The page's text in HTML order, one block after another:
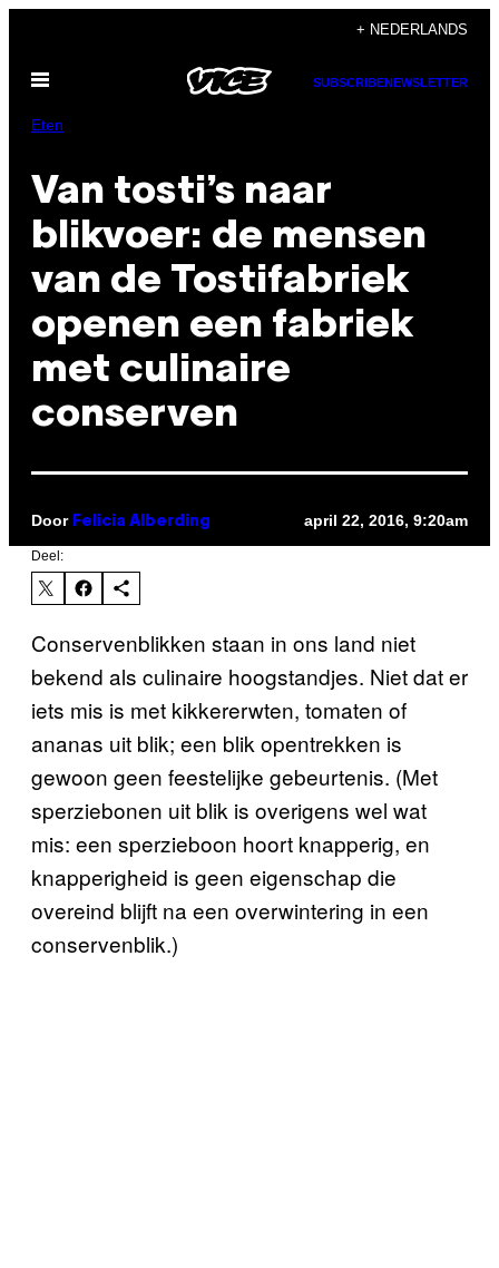
de
inhoud
+ NEDERLANDS
Open
SUBSCRIBENEWSLETTER
Eten
Van tosti’s naar
blikvoer: de mensen
van de Tostifabriek
openen een fabriek
met culinaire
conserven
Door Felicia Alberding april 22, 2016, 9:20am
Deel:
Conservenblikken staan in ons land niet
bekend als culinaire hoogstandjes. Niet dat er
iets mis is met kikkererwten, tomaten of
ananas uit blik; een blik opentrekken is
gewoon geen feestelijke gebeurtenis. (Met
sperziebonen uit blik is overigens wel wat
mis: een sperzieboon hoort knapperig, en
knapperigheid is geen eigenschap die
overeind blijft na een overwintering in een
conservenblik.)